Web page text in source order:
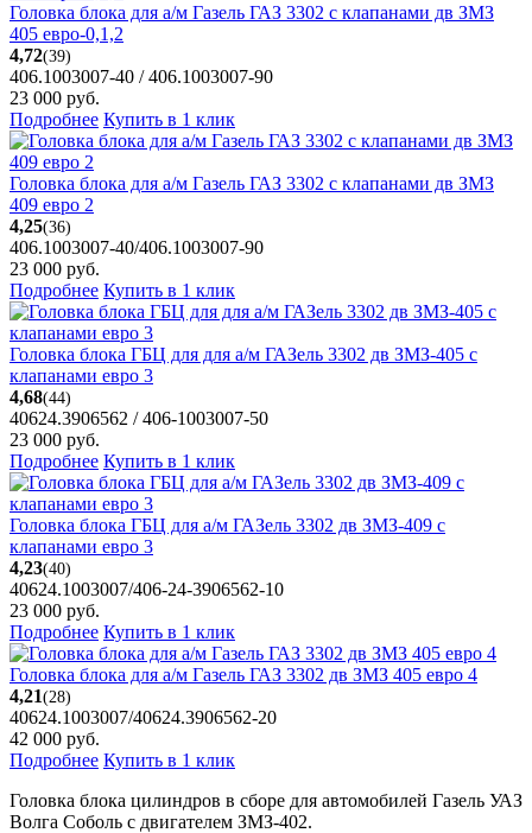
Головка блока для а/м Газель ГАЗ 3302 с клапанами дв ЗМЗ
405 евро-0,1,2
4,72(39)
406.1003007-40 / 406.1003007-90
23 000 руб.
Подробнее Купить в 1 клик
Головка блока для а/м Газель ГАЗ 3302 с клапанами дв ЗМЗ
409 евро 2
4,25(36)
406.1003007-40/406.1003007-90
23 000 руб.
Подробнее Купить в 1 клик
Головка блока ГБЦ для для а/м ГАЗель 3302 дв ЗМЗ-405 с
клапанами евро 3
4,68(44)
40624.3906562 / 406-1003007-50
23 000 руб.
Подробнее Купить в 1 клик
Головка блока ГБЦ для а/м ГАЗель 3302 дв ЗМЗ-409 с
клапанами евро 3
4,23(40)
40624.1003007/406-24-3906562-10
23 000 руб.
Подробнее Купить в 1 клик
Головка блока для а/м Газель ГАЗ 3302 дв ЗМЗ 405 евро 4
4,21(28)
40624.1003007/40624.3906562-20
42 000 руб.
Подробнее Купить в 1 клик
Головка блока цилиндров в сборе для автомобилей Газель УАЗ
Волга Соболь с двигателем ЗМЗ-402.